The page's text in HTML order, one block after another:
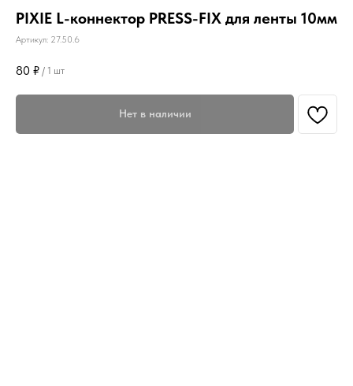
PIXIE L-коннектор PRESS-FIX для ленты 10мм
Артикул: 27.50.6
80 ₽ / 1 шт
Нет в наличии